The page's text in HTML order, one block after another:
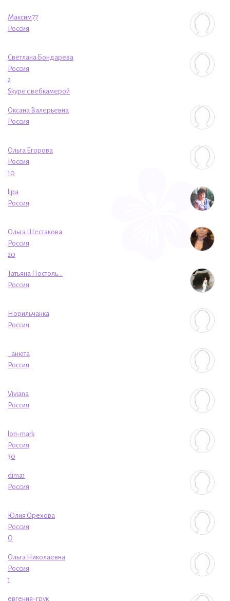
Максим77
Россия
Cветлана Бондарева
Россия
2
Skype с вебкамерой
Оксана Валерьевна
Россия
Ольга Егорова
Россия
10
lipa
Россия
Ольга Шестакова
Россия
20
Татьяна Постоль...
Россия
Норильчанка
Россия
_анюта
Россия
Viviana
Россия
lori-mark
Россия
30
dima1
Россия
Юлия Орехова
Россия
O
Ольга Николаевна
Россия
1
евгения-грук